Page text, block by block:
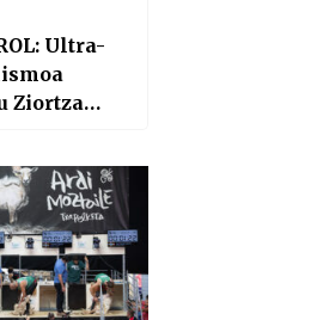
Ultra-
Ziortza